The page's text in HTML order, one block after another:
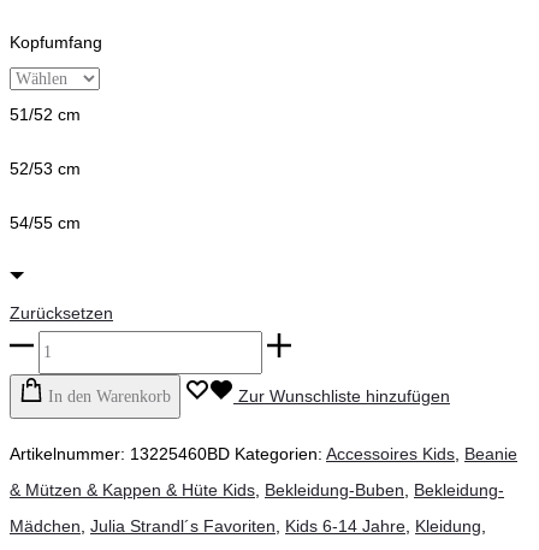
Kopfumfang
51/52 cm
52/53 cm
54/55 cm
Zurücksetzen
name
it
-
Mütze,
big
dipper
In den Warenkorb Zur Wunschliste hinzufügen
Artikelnummer: 13225460BD Kategorien: Accessoires Kids Beanie
& Mützen & Kappen & Hüte Kids Bekleidung-Buben
Bekleidung-
Mädchen Julia Strandl´s Favoriten Kids 6-14 Jahre Kleidung